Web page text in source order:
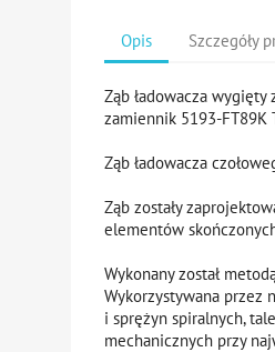
Opis Szczegóły
Ząb ładowacza
zamiennik 5193-FT89K
Ząb ładowacza
Ząb zostały
elementów
Wykonany został
Wykorzystywana przez
i sprężyn spiralnych,
mechanicznych przy